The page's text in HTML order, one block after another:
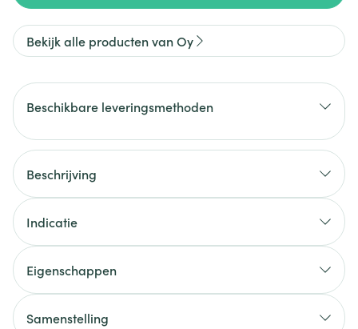
Bekijk alle producten van Oy
Beschikbare leveringsmethoden
Beschrijving
Indicatie
Eigenschappen
Samenstelling